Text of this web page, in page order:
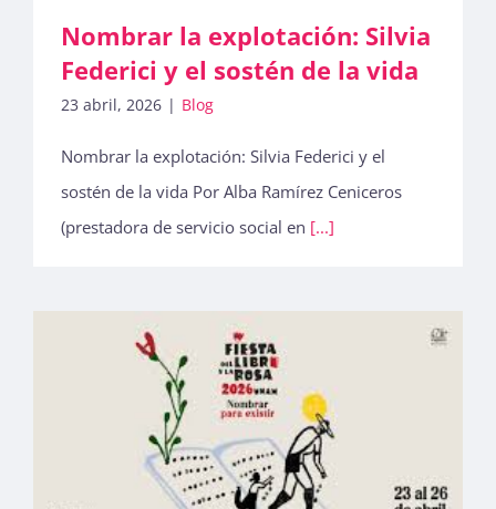
Nombrar la explotación: Silvia
Federici y el sostén de la vida
23 abril, 2026 | Blog
Nombrar la explotación: Silvia Federici y el
sostén de la vida Por Alba Ramírez Ceniceros
(prestadora de servicio social en [...]